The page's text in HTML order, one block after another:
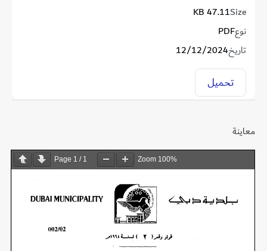
Size
47.11 KB
نوعPDF
تاريخ12/12/2024
تحميل
معاينة
Page 1 / 1 Zoom 100%